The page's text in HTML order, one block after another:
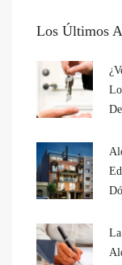
Los Últimos